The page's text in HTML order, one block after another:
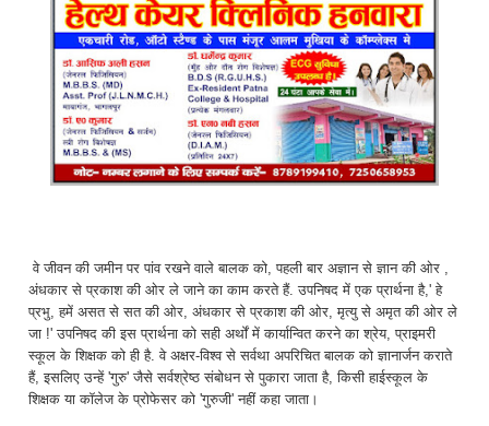
वे जीवन की जमीन पर पांव रखने वाले बालक को, पहली बार अज्ञान से ज्ञान की ओर ,
अंधकार से प्रकाश की ओर ले जाने का काम करते हैं. उपनिषद में एक प्रार्थना है,' हे
प्रभु, हमें असत से सत की ओर, अंधकार से प्रकाश की ओर, मृत्यु से अमृत की ओर ले
जा !' उपनिषद की इस प्रार्थना को सही अर्थों में कार्यान्वित करने का श्रेय, प्राइमरी
स्कूल के शिक्षक को ही है. वे अक्षर-विश्व से सर्वथा अपरिचित बालक को ज्ञानार्जन कराते
हैं, इसलिए उन्हें 'गुरु' जैसे सर्वश्रेष्ठ संबोधन से पुकारा जाता है, किसी हाईस्कूल के
शिक्षक या कॉलेज के प्रोफेसर को 'गुरुजी' नहीं कहा जाता।